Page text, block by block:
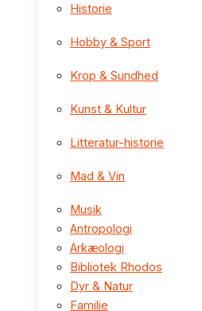
Historie
Hobby & Sport
Krop & Sundhed
Kunst & Kultur
Litteratur-historie
Mad & Vin
Musik
Antropologi
Arkæologi
Bibliotek Rhodos
Dyr & Natur
Familie